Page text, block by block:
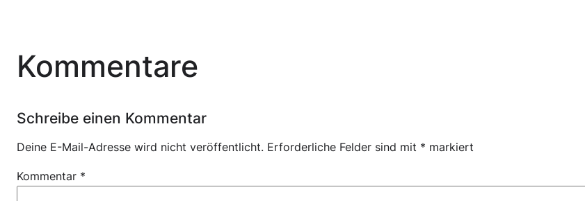
Kommentare
Schreibe einen Kommentar
Deine E-Mail-Adresse wird nicht veröffentlicht. Erforderliche Felder sind mit * markiert
Kommentar *